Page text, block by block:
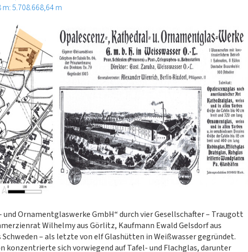
5.708.668,64 m
Ornamentglaswerke GmbH“ durch vier Gesellschafter – Traugott
Wilhelmy aus Görlitz, Kaufmann Ewald Gelsdorf aus
– als letzte von elf Glashütten in Weißwasser gegründet.
konzentrierte sich vorwiegend auf Tafel- und Flachglas, darunter